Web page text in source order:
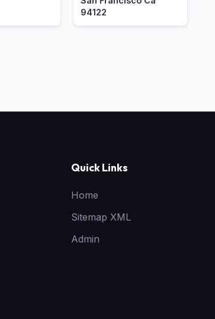
94122
Quick Links
Home
Sitemap XML
Admin